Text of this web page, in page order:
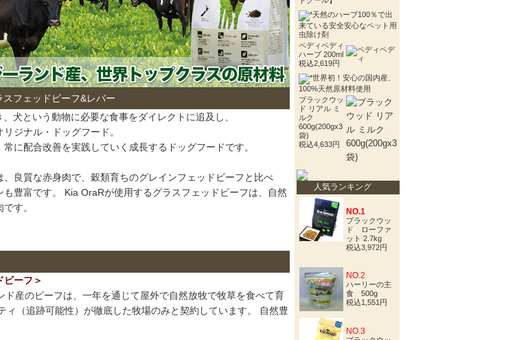
ェッドビーフ&レバー
犬という動物に必要な食事をダイレクトに追及し、
ジナル・ドッグフード。
に配合改善を実践していく成長するドッグフードです。
良質な赤身肉で、穀類育ちのグレインフェッドビーフと比べ
豊富です。 Kia OraRが使用するグラスフェッドビーフは、自然
す。
ビーフ＞
産のビーフは、一年を通じて屋外で自然放牧で牧草を食べて育
ィ（追跡可能性）が徹底した牧場のみと契約しています。 自然豊
天然のハーブ100％で出
来ている安全安心なペット用
虫除け剤
ペディペディ
ハーブ 200ml
税込2,619円
世界初！安心の国内産、
100%天然原材料使用
ブラックウッ
ド リアル ミ
ルク
600g(200gx3
袋)
税込4,633円
人気ランキング
NO.1
ブラックウッ
ド ローファ
ット 2.7kg
税込3,972円
NO.2
ハーリーの主
食 500g
税込1,551円
NO.3